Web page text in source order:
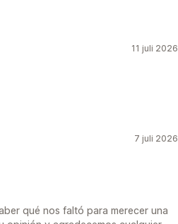
11 juli 2026
7 juli 2026
qué nos faltó para merecer una